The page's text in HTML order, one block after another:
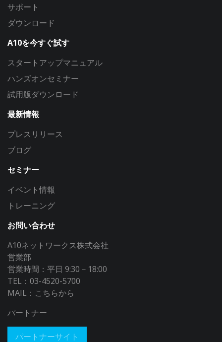
サポート
ダウンロード
A10を今すぐ試す
スタートアップマニュアル
ハンズオンセミナー
試用版ダウンロード
最新情報
プレスリリース
ブログ
セミナー
イベント情報
トレーニング
お問い合わせ
A10ネットワークス株式会社
営業部
営業時間：平日 9:30－18:00
TEL：03-4520-5700
MAIL： こちらから
パートナー
パートナーサイト